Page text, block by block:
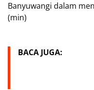
Banyuwangi dalam
(min)
BACA JUGA: